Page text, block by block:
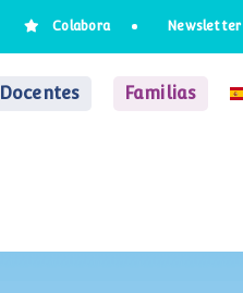
Colabora Newsletter
Docentes Familias